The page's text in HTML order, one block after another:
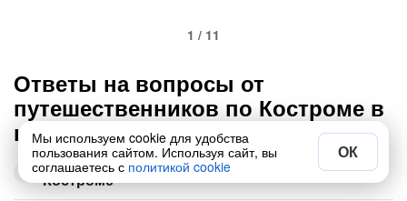
1 / 11
Ответы на вопросы от
путешественников по Костроме в
категории «Можно с детьми»
Самые популярные экскурсии этой рубрики в
Костроме
Мы используем cookie для удобства
пользования сайтом. Используя сайт, вы
соглашаетесь с политикой cookie
ОК